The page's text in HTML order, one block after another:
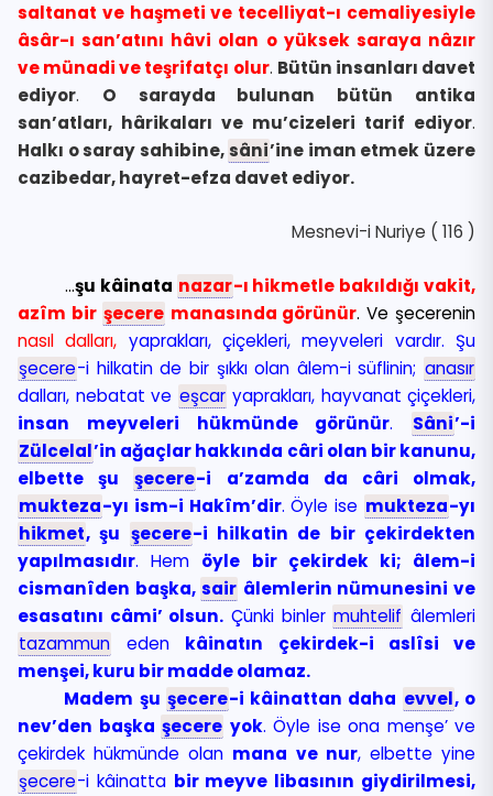
saltanat ve haşmeti ve tecelliyat-ı cemaliyesiyle
âsâr-ı san’atını hâvi olan o yüksek saraya nâzır
ve münadi ve teşrifatçı olur. Bütün insanları davet
ediyor. O sarayda bulunan bütün antika
san’atları, hârikaları ve mu’cizeleri tarif ediyor.
Halkı o saray sahibine, sâni’ine iman etmek üzere
cazibedar, hayret-efza davet ediyor.
Mesnevi-i Nuriye ( 116 )
…şu kâinata nazar-ı hikmetle bakıldığı vakit,
azîm bir şecere manasında görünür. Ve şecerenin
nasıl dalları, yaprakları, çiçekleri, meyveleri vardır. Şu
şecere-i hilkatin de bir şıkkı olan âlem-i süflinin; anasır
dalları, nebatat ve eşcar yaprakları, hayvanat çiçekleri,
insan meyveleri hükmünde görünür. Sâni’-i
Zülcelal’in ağaçlar hakkında câri olan bir kanunu,
elbette şu şecere-i a’zamda da câri olmak,
mukteza-yı ism-i Hakîm’dir. Öyle ise mukteza-yı
hikmet, şu şecere-i hilkatin de bir çekirdekten
yapılmasıdır. Hem öyle bir çekirdek ki; âlem-i
cismanîden başka, sair âlemlerin nümunesini ve
esasatını câmi’ olsun. Çünki binler muhtelif âlemleri
tazammun eden kâinatın çekirdek-i aslîsi ve
menşei, kuru bir madde olamaz.
Madem şu şecere-i kâinattan daha evvel, o
nev’den başka şecere yok. Öyle ise ona menşe’ ve
çekirdek hükmünde olan mana ve nur, elbette yine
şecere-i kâinatta bir meyve libasının giydirilmesi,